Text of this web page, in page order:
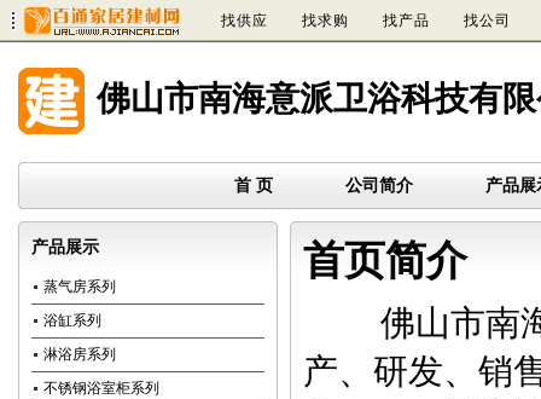
找供应 找求购 找产品 找公司
佛山市南海意派卫浴科技有
首 页 公司简介 产品展
产品展示
蒸气房系列
浴缸系列
淋浴房系列
不锈钢浴室柜系列
首页简介
佛山市南海
产、研发、销